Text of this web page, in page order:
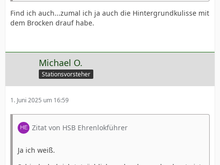
Find ich auch...zumal ich ja auch die Hintergrundkulisse mit
dem Brocken drauf habe.
Michael O.
Stationsvorsteher
1. Juni 2025 um 16:59
Zitat von HSB Ehrenlokführer
Ja ich weiß.